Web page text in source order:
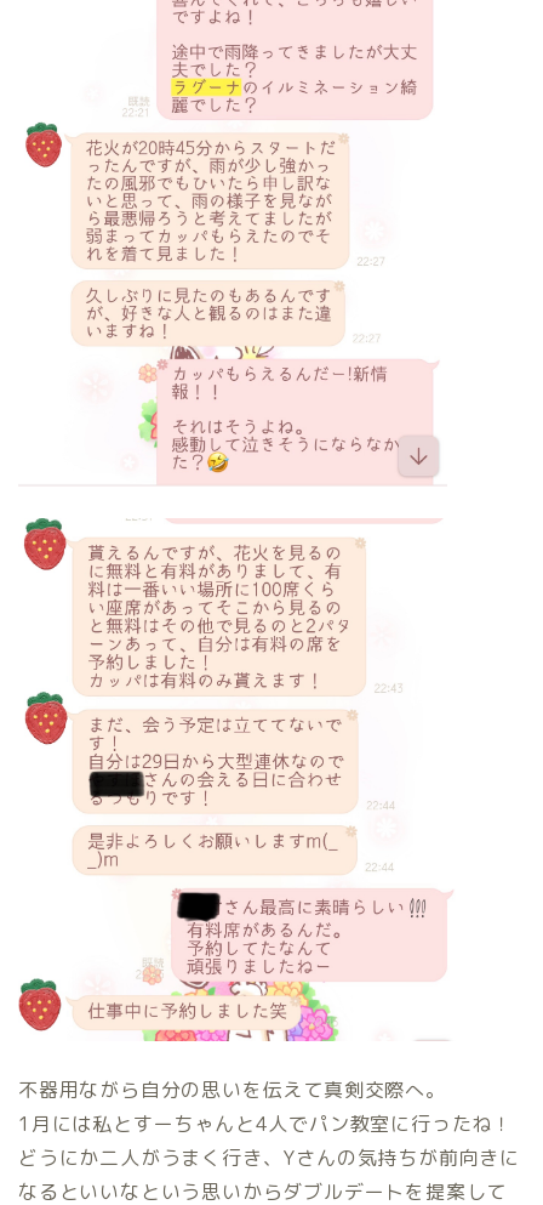
不器用ながら自分の思いを伝えて真剣交際へ。
1月には私とすーちゃんと4人でパン教室に行ったね！
どうにか二人がうまく行き、Yさんの気持ちが前向きに
なるといいなという思いからダブルデートを提案して